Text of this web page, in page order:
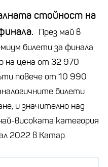
стойност на
През май в
билети за финала
на цена от 32 970
повече от 10 990
билети
и значително над
високата категория
2022 в Катар.